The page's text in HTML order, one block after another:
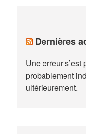
Dernières
Une erreur s’est
probablement
ultérieurement.